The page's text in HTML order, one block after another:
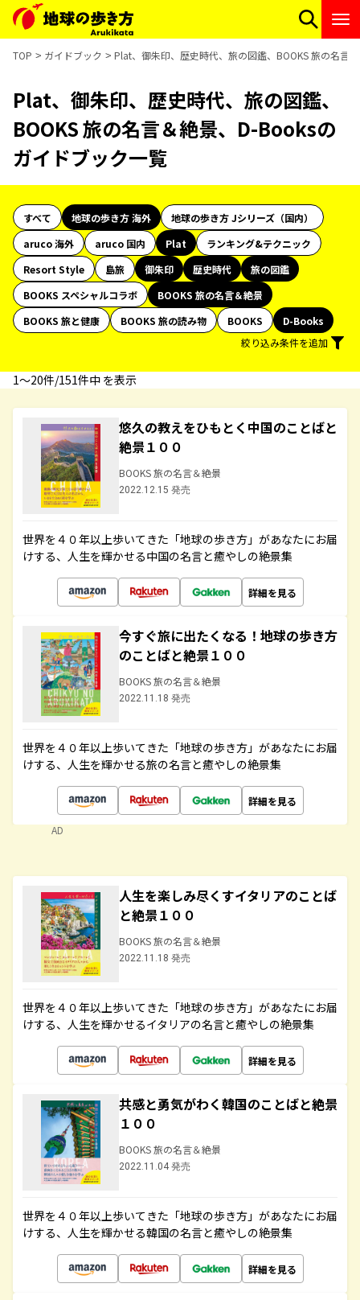
TOP ガイドブック Plat、御朱印、歴史時代、旅の図鑑、BOOKS 旅の名言
Plat、御朱印、歴史時代、旅の図鑑、
BOOKS 旅の名言＆絶景、D-Booksの
ガイドブック一覧
すべて 地球の歩き方 海外
地球の歩き方 Jシリーズ（国内）
aruco 海外
aruco 国内 Plat
ランキング&テクニック
Resort Style
島旅 御朱印 歴史時代
旅の図鑑
BOOKS スペシャルコラボ
BOOKS 旅の名言＆絶景
BOOKS 旅と健康
BOOKS 旅の読み物 BOOKS
D-Books
絞り込み条件を追加
1〜20件/151件中 を表示
悠久の教えをひもとく中国のことばと
絶景１００
BOOKS 旅の名言＆絶景
2022.12.15 発売
世界を４０年以上歩いてきた「地球の歩き方」があなたにお届
けする、人生を輝かせる中国の名言と癒やしの絶景集
詳細を見る
今すぐ旅に出たくなる！地球の歩き方
のことばと絶景１００
BOOKS 旅の名言＆絶景
2022.11.18 発売
世界を４０年以上歩いてきた「地球の歩き方」があなたにお届
けする、人生を輝かせる旅の名言と癒やしの絶景集
詳細を見る
AD
人生を楽しみ尽くすイタリアのことば
と絶景１００
BOOKS 旅の名言＆絶景
2022.11.18 発売
世界を４０年以上歩いてきた「地球の歩き方」があなたにお届
けする、人生を輝かせるイタリアの名言と癒やしの絶景集
詳細を見る
共感と勇気がわく韓国のことばと絶景
１００
BOOKS 旅の名言＆絶景
2022.11.04 発売
世界を４０年以上歩いてきた「地球の歩き方」があなたにお届
けする、人生を輝かせる韓国の名言と癒やしの絶景集
詳細を見る